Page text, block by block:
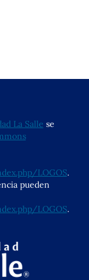
La Salle se
LOGOS.
pueden
LOGOS.